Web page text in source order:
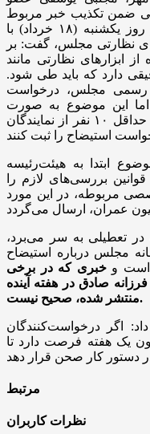
ضمن تکذیب خبر مربوط
به استیضاح وزیر راه و شهرسازی در روز یکشنبه (۱۸ خرداد) با
نظارتی مجلس، گفت: بر
ابزارهای نظارتی مانند
دارد که باید طی شود.
رسمی مجلس، درخواست
اما این موضوع به صورت
خودکار وارد فرآیند نمی‌شود و باید ابتدا حداقل ۱۰ نفر از نمایندگان
ابتدا به هیئت‌رئیسه
بررسی‌های لازم را
مربوطه، در این مورد
در تعطیلی به سر می‌برد،
مجلس درباره استیضاح
است و خبری که در برخی
صادق در هفته آینده
منتشر شده، صحیح نیست.
اگر درخواست‌کنندگان
یک هفته فرصت دارد تا
مرتبط
نظرات کاربران